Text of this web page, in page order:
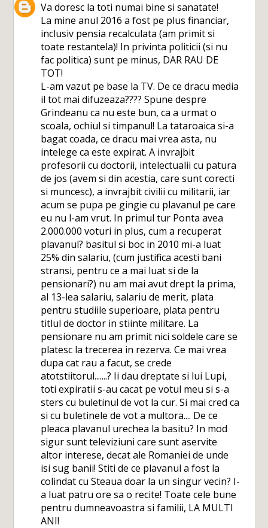
Va doresc la toti numai bine si sanatate!
La mine anul 2016 a fost pe plus financiar,
inclusiv pensia recalculata (am primit si
toate restantela)! In privinta politicii (si nu
fac politica) sunt pe minus, DAR RAU DE
TOT!
L-am vazut pe base la TV. De ce dracu media
il tot mai difuzeaza???? Spune despre
Grindeanu ca nu este bun, ca a urmat o
scoala, ochiul si timpanul! La tataroaica si-a
bagat coada, ce dracu mai vrea asta, nu
intelege ca este expirat. A invrajbit
profesorii cu doctorii, intelectualii cu patura
de jos (avem si din acestia, care sunt corecti
si muncesc), a invrajbit civilii cu militarii, iar
acum se pupa pe gingie cu plavanul pe care
eu nu l-am vrut. In primul tur Ponta avea
2.000.000 voturi in plus, cum a recuperat
plavanul? basitul si boc in 2010 mi-a luat
25% din salariu, (cum justifica acesti bani
stransi, pentru ce a mai luat si de la
pensionari?) nu am mai avut drept la prima,
al 13-lea salariu, salariu de merit, plata
pentru studiile superioare, plata pentru
titlul de doctor in stiinte militare. La
pensionare nu am primit nici soldele care se
platesc la trecerea in rezerva. Ce mai vrea
dupa cat rau a facut, se crede
atotstiitorul.......? Ii dau dreptate si lui Lupi,
toti expiratii s-au cacat pe votul meu si s-a
sters cu buletinul de vot la cur. Si mai cred ca
si cu buletinele de vot a multora.... De ce
pleaca plavanul urechea la basitu? In mod
sigur sunt televiziuni care sunt aservite
altor interese, decat ale Romaniei de unde
isi sug banii! Stiti de ce plavanul a fost la
colindat cu Steaua doar la un singur vecin? I-
a luat patru ore sa o recite! Toate cele bune
pentru dumneavoastra si familii, LA MULTI
ANI!